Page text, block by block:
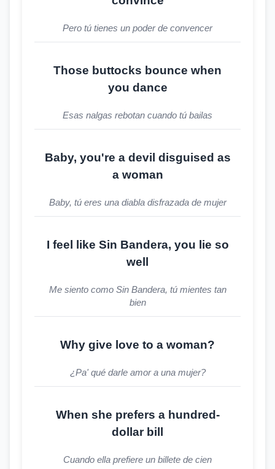
Pero tú tienes un poder de convencer
Those buttocks bounce when
you dance
Esas nalgas rebotan cuando tú bailas
Baby, you're a devil disguised as
a woman
Baby, tú eres una diabla disfrazada de mujer
I feel like Sin Bandera, you lie so
well
Me siento como Sin Bandera, tú mientes tan
bien
Why give love to a woman?
¿Pa' qué darle amor a una mujer?
When she prefers a hundred-
dollar bill
Cuando ella prefiere un billete de cien